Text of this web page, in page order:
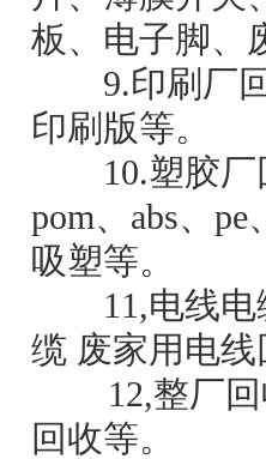
板、电子脚、
9.印刷厂回
印刷版等。
10.塑胶厂
pom、abs、
吸塑等。
11,电线电
缆 废家用电线
12,整厂回
回收等。